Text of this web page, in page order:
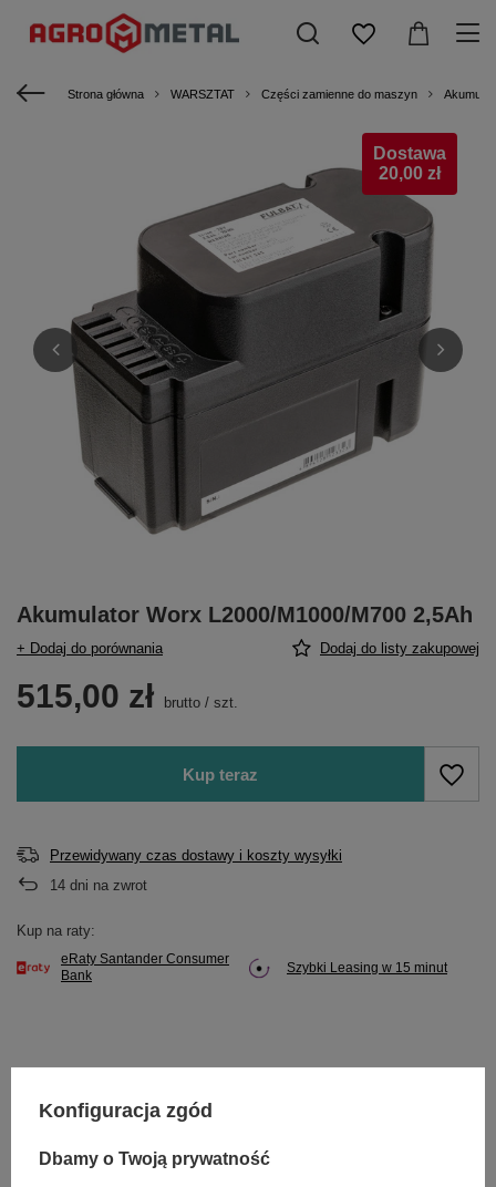
Strona główna WARSZTAT Części zamienne do maszyn
Dostawa
20,00 zł
Akumulator Worx L2000/M1000/M700 2,5Ah
+ Dodaj do porównania Dodaj do listy zakupowej
515,00 zł brutto / szt.
Kup teraz
Przewidywany czas dostawy i koszty wysyłki
14 dni na zwrot
Kup na raty:
eRaty Santander Consumer
Bank
Szybki Leasing w 15 minut
Zadaj pytanie a my odpowiemy niezwłocznie,
dla innych.
Konfiguracja zgód
Dbamy o Twoją prywatność